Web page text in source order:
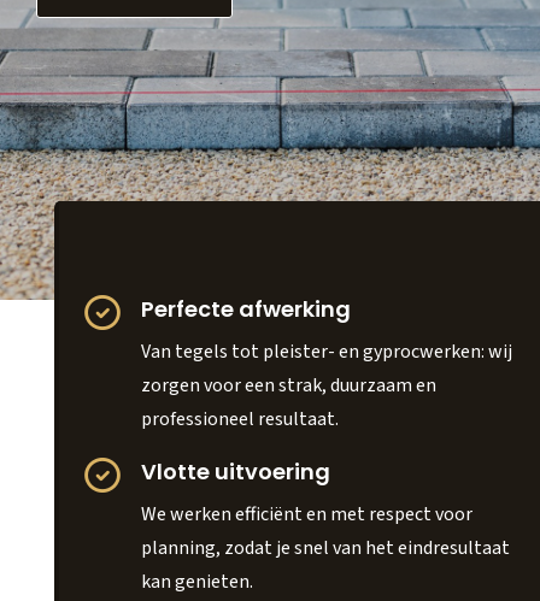
Perfecte afwerking
Van tegels tot pleister- en gyprocwerken: wij
zorgen voor een strak, duurzaam en
professioneel resultaat.
Vlotte uitvoering
We werken efficiënt en met respect voor
planning, zodat je snel van het eindresultaat
kan genieten.